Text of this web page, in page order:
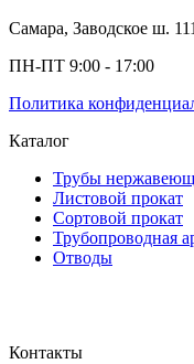
Самара, Заводское ш. 111
ПН-ПТ 9:00 - 17:00
Политика
Каталог
Трубы
Листовой прокат
Сортовой прокат
Трубопроводная
Отводы
Контакты